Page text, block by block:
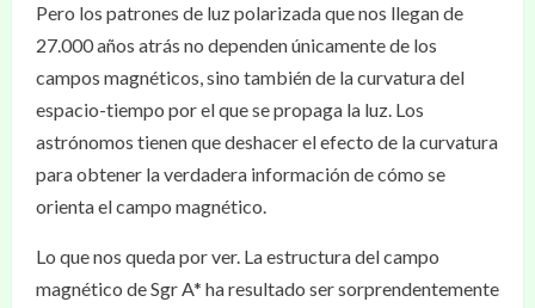
Pero los patrones de luz polarizada que nos llegan de
27.000 años atrás no dependen únicamente de los
campos magnéticos, sino también de la curvatura del
espacio-tiempo por el que se propaga la luz. Los
astrónomos tienen que deshacer el efecto de la curvatura
para obtener la verdadera información de cómo se
orienta el campo magnético.
Lo que nos queda por ver. La estructura del campo
magnético de Sgr A* ha resultado ser sorprendentemente